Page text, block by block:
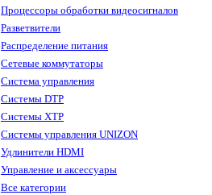
Процессоры обработки видеосигналов
Разветвители
Распределение питания
Сетевые коммутаторы
Система управления
Системы DTP
Системы XTP
Системы управления UNIZON
Удлинители HDMI
Управление и аксессуары
Все категории